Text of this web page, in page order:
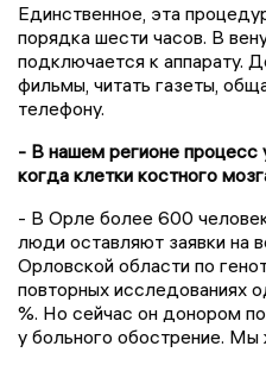
Единственное, эта
порядка шести часов. В
подключается к аппарату.
фильмы, читать газеты,
телефону.
- В нашем регионе процесс
когда клетки костного
- В Орле более 600
люди оставляют заявки на
Орловской области по
повторных исследованиях
%. Но сейчас он донором
у больного обострение.